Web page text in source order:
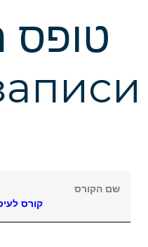
שם הקורס
קורס
настройки